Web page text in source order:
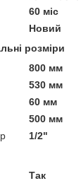
60 міс
Новий
розміри
800 мм
530 мм
60 мм
500 мм
1/2"
Так